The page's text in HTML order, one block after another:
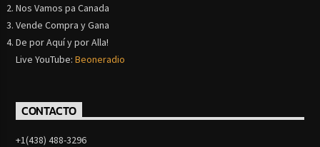
Nos Vamos pa Canada
Vende Compra y Gana
De por Aquí y por Alla!
Live YouTube:Beoneradio
CONTACTO
+1(438) 488-3296